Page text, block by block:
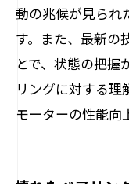
動の兆候が見られ
す。また、最新の
とで、状態の把握
リングに対する理
モーターの性能向